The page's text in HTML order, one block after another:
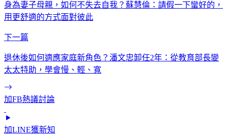
身為妻子母親，如何不失去自我？蘇慧倫：請假一下蠻好的，
用更舒適的方式面對彼此
下一篇
退休後如何適應家庭新角色？潘文忠卸任2年：從教育部長變
太太特助，學會慢、輕、寬
加FB熱議討論
加LINE獲新知